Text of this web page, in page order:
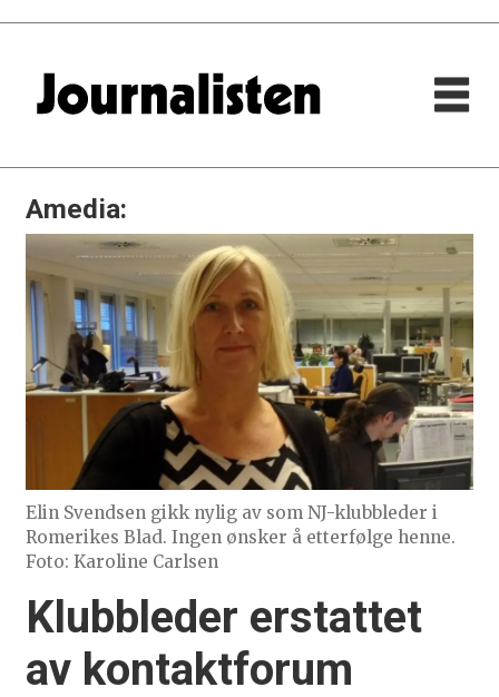
Amedia:
Elin Svendsen gikk nylig av som NJ-klubbleder i
Romerikes Blad. Ingen ønsker å etterfølge henne.
Foto: Karoline Carlsen
Klubbleder erstattet
av kontaktforum